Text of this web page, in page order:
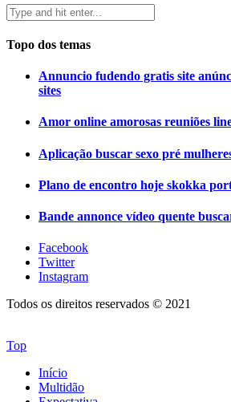
Topo dos temas
Annuncio fudendo gratis site
sites
Amor online amorosas reuniões
Aplicação buscar sexo pré
Plano de encontro hoje skokka
Bande annonce vídeo quente
Facebook
Twitter
Instagram
Todos os direitos reservados © 2021
Top
Início
Multidão